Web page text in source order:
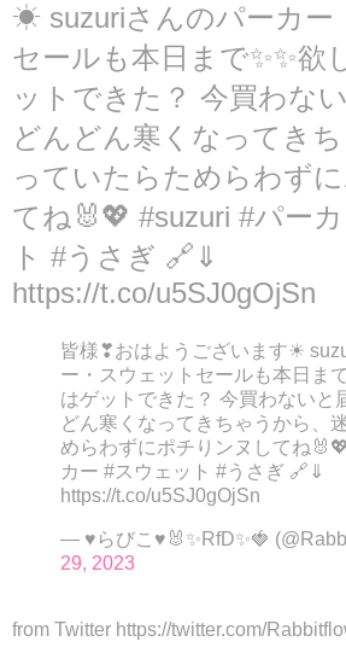
☀ suzuriさんのパーカー
セールも本日まで✨✨欲
ットできた？ 今買わな
どんどん寒くなってき
っていたらためらわず
てね🐰💖 #suzuri #パー
ト #うさぎ 🔗⇓
https://t.co/u5SJ0gOjSn
皆様❣おはようございます☀
ー・スウェットセールも本日ま
はゲットできた？ 今買わないと
どん寒くなってきちゃうから、
めらわずにポチりンヌしてね
カー #スウェット #うさぎ 🔗⇓
https://t.co/u5SJ0gOjSn
— ♥らびこ♥🐰✨RfD✨🍓
29, 2023
from Twitter https://twitter.com/